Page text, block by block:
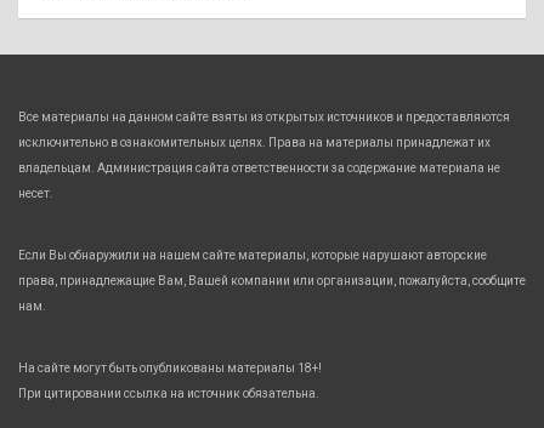
Все материалы на данном сайте взяты из открытых источников и предоставляются
исключительно в ознакомительных целях. Права на материалы принадлежат их
владельцам. Администрация сайта ответственности за содержание материала не
несет.
Если Вы обнаружили на нашем сайте материалы, которые нарушают авторские
права, принадлежащие Вам, Вашей компании или организации, пожалуйста, сообщите
нам.
На сайте могут быть опубликованы материалы 18+!
При цитировании ссылка на источник обязательна.